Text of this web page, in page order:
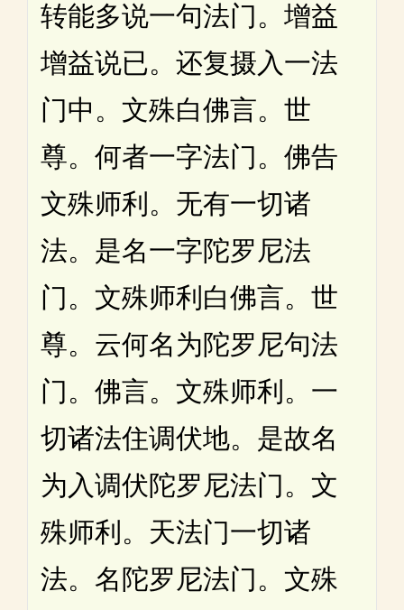
转能多说一句法门。增益
增益说已。还复摄入一法
门中。文殊白佛言。世
尊。何者一字法门。佛告
文殊师利。无有一切诸
法。是名一字陀罗尼法
门。文殊师利白佛言。世
尊。云何名为陀罗尼句法
门。佛言。文殊师利。一
切诸法住调伏地。是故名
为入调伏陀罗尼法门。文
殊师利。天法门一切诸
法。名陀罗尼法门。文殊